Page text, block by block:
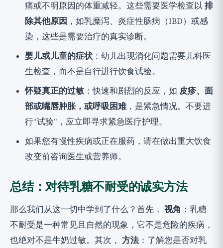
痛或不明原因的体重减轻。这些需要医学检查以排
除其他原因 ，如乳糜泻、炎症性肠病（IBD）或感
染，这些是需要治疗的真实诊断。
婴儿或儿童的症状 ：幼儿出现消化问题需要儿科医
生检查，而不是自行进行饮食试验。
怀疑真正的过敏：快速和剧烈的反应，如 皮疹、面
部或嘴唇肿胀，或呼吸困难，是紧急情况。不要进
行“试验”，应立即寻求紧急医疗护理。
如果您有慢性疾病或正在服药，请在做出重大饮食
改变前咨询医生或营养师。
总结：对待乳糖不耐受的诚实方法
那么我们从这一切中学到了什么？首先， 视角 ：乳糖
不耐受是一种常见且自然的现象，它不是危险的疾病，
也绝对不是牛奶过敏。其次， 方法 ：了解您是否对乳